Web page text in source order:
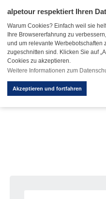
alpetour respektiert Ihren
Warum Cookies? Einfach weil sie
Ihre Browsererfahrung zu
und um relevante Werbebotschaften
zugeschnitten sind. Klicken Sie auf
Cookies zu akzeptieren.
Weitere Informationen zum
Akzeptieren und fortfahren